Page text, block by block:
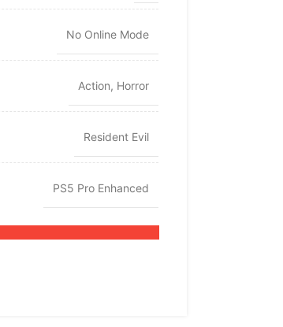
No Online Mode
Action, Horror
Resident Evil
PS5 Pro Enhanced